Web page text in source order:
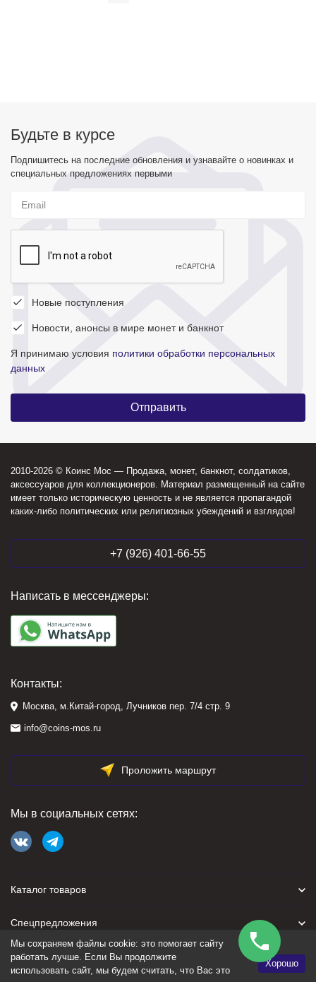
Будьте в курсе
Подпишитесь на последние обновления и узнавайте о новинках и
специальных предложениях первыми
Новые поступления
Новости, анонсы в мире монет и банкнот
Я принимаю условия политики обработки персональных
данных
2010-2026 © Коинс Мос — Продажа, монет, банкнот, солдатиков,
аксессуаров для коллекционеров. Материал размещенный на сайте
имеет только историческую ценность и не является пропагандой
каких-либо политических или религиозных убеждений и взглядов!
+7 (926) 401-66-55
Написать в мессенджеры:
Контакты:
Москва, м.Китай-город, Лучников пер. 7/4 стр. 9
info@coins-mos.ru
Проложить маршрут
Мы в социальных сетях:
Каталог товаров
Спецпредложения
Для покупателя
Мы сохраняем файлы cookie: это помогает сайту
работать лучше. Если Вы продолжите
использовать сайт, мы будем считать, что Вас это
Хорошо